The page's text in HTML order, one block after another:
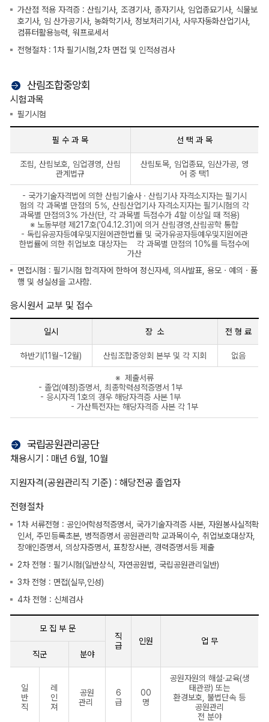
가산점 적용 자격증 : 산림기사, 조경기사, 종자기사, 임업종묘기사, 식물보
호기사, 임 산가공기사, 농화학기사, 정보처리기사, 사무자동화산업기사,
컴퓨터활용능력, 워프로세서
전형절차 : 1차 필기시험,2차 면접 및 인적성검사
산림조합중앙회
시험과목
필기시험
험
필 수 과 목 선 택 과 목
조림, 산림보호, 임업경영, 산림
관계법규
산림토목, 임업종묘, 임산가공, 영
어 중 택1
- 국가기술자격법에 의한 산림기술사ㆍ산림기사 자격소지자는 필기시
험의 각 과목별 만점의 5％, 산림산업기사 자격소지자는 필기시험의 각
과목별 만점의3％ 가산(단, 각 과목별 득점수가 4할 이상일 때 적용)
※ 노동부령 제217호('04.12.31)에 의거 산림경영,산림공학 통합
- 독립유공자등예우및지원에관한법률 및 국가유공자등예우및지원에관
한법률에 의한 취업보호 대상자는 각 과목별 만점의 10%를 득점수에
가산
면접시험 : 필기시험 합격자에 한하여 정신자세, 의사발표, 용모ㆍ예의ㆍ품
행 및 성실성을 고사함.
응시원서 교부 및 접수
원
접
일시 장 소 전 형 료
하반기(11월~12월) 산림조합중앙회 본부 및 각 지회 없음
※ 제출서류
- 졸업(예정)증명서, 최종학력성적증명서 1부
- 응시자격 1호의 경우 해당자격증 사본 1부
- 가산특전자는 해당자격증 사본 각 1부
국립공원관리공단
채용시기 : 매년 6월, 10월
지원자격(공원관리직 기준) : 해당전공 졸업자
전형절차
1차 서류전형 : 공인어학성적증명서, 국가기술자격증 사본, 자원봉사실적확
인서, 주민등록초본, 병적증명서 공원관리학 교과목이수, 취업보호대상자,
장애인증명서, 의상자증명서, 표창장사본, 경력증명서등 제출
2차 전형 : 필기시험(일반상식, 자연공원법, 국립공원관리일반)
3차 전형 : 면접(실무,인성)
4차 전형 : 신체검사
모 집 부 문
직
급
인원
업 무
직군
분야
일
반
직
레
인
져
공원
관리
6
급
00
명
공원자원의 해설·교육(생
태관광) 또는
환경보호, 불법단속 등
공원관리
전 분야